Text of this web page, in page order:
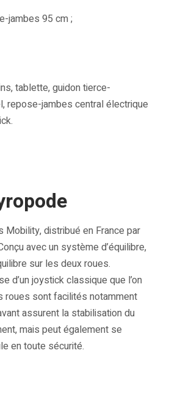
jambes 95 cm ;
tablette, guidon tierce-
repose-jambes central électrique
distribué en France par
avec un système d’équilibre,
sur les deux roues.
d’un joystick classique que l’on
roues sont facilités notamment
assurent la stabilisation du
mais peut également se
en toute sécurité.